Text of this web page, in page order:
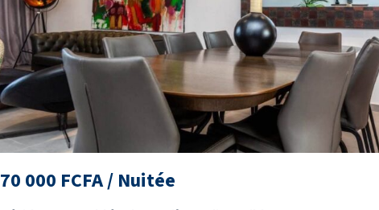
70 000 FCFA / Nuitée